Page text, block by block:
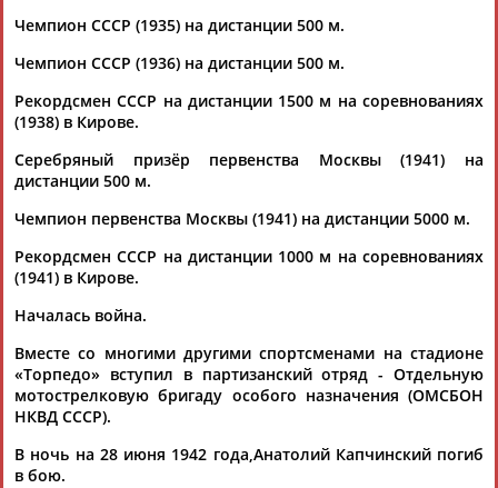
28.05.2025
Михаил Шлаен: МЫ ДОЛЖНЫ БЫТЬ СИЛЬНЫ, СОХРАНЯЯ
СВОИ ДОБРЫЕ ТРАДИЦИИ
...жизни"; - Александр Долгушин – гребец; -Анатолий
Капчинский– конькобежец; - Владимир...
17.05.2022
ЦЕЛИ ПРОЕКТА КОНТАКТЫ НАШИ КНОПКИ РЕКЛАМА
Чемпион СССР (1935) на дистанции 500 м.
Чемпион СССР (1936) на дистанции 500 м.
Рекордсмен СССР на дистанции 1500 м на соревнованиях
(1938) в Кирове.
Серебряный призёр первенства Москвы (1941) на
дистанции 500 м.
Чемпион первенства Москвы (1941) на дистанции 5000 м.
Рекордсмен СССР на дистанции 1000 м на соревнованиях
(1941) в Кирове.
Началась война.
Вместе со многими другими спортсменами на стадионе
«Торпедо» вступил в партизанский отряд - Отдельную
мотострелковую бригаду особого назначения (ОМСБОН
НКВД СССР).
В ночь на 28 июня 1942 года,Анатолий Капчинский погиб
в бою.